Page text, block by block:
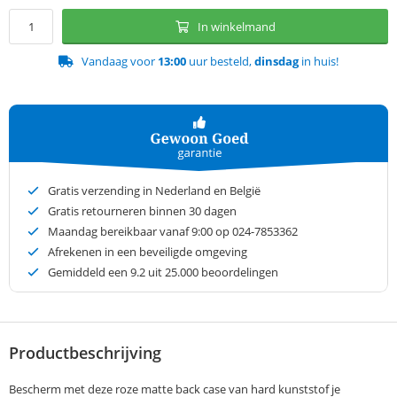
In winkelmand
Vandaag voor 13:00 uur besteld,dinsdagin huis!
Gratis verzending in Nederland en België
Gratis retourneren binnen 30 dagen
Maandag bereikbaar vanaf 9:00 op 024-7853362
Afrekenen in een beveiligde omgeving
Gemiddeld een 9.2 uit 25.000 beoordelingen
Productbeschrijving
Bescherm met deze roze matte back case van hard kunststof je